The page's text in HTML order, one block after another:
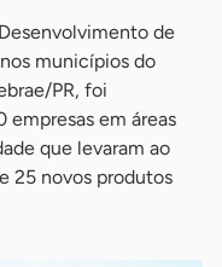
de
municípios do
PR, foi
empresas em áreas
que levaram ao
25 novos produtos